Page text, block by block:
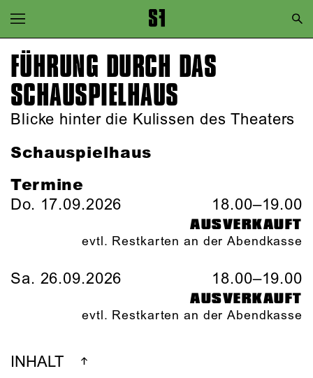
Zur Hauptnavigation springen
Zum Hauptinhalt springen
Zum Footer springen
FÜHRUNG DURCH DAS
SCHAUSPIEL­HAUS
Blicke hinter die Kulissen des Theaters
Schauspielhaus
Termine
Do. 17.09.2026 18.00–19.00
AUSVERKAUFT
evtl. Restkarten an der Abendkasse
Sa. 26.09.2026 18.00–19.00
AUSVERKAUFT
evtl. Restkarten an der Abendkasse
INHALT